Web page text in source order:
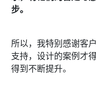
步。
所以，我特别感谢客
支持，设计的案例才
得到不断提升。